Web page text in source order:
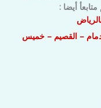
أيضا :
– القصيم – خميس